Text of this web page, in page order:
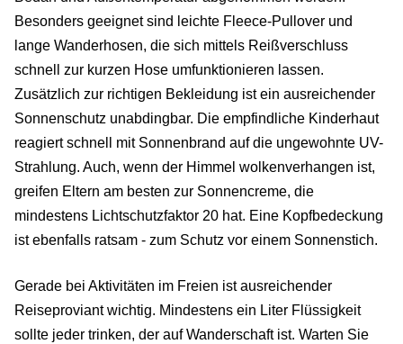
Besonders geeignet sind leichte Fleece-Pullover und
lange Wanderhosen, die sich mittels Reißverschluss
schnell zur kurzen Hose umfunktionieren lassen.
Zusätzlich zur richtigen Bekleidung ist ein ausreichender
Sonnenschutz unabdingbar. Die empfindliche Kinderhaut
reagiert schnell mit Sonnenbrand auf die ungewohnte UV-
Strahlung. Auch, wenn der Himmel wolkenverhangen ist,
greifen Eltern am besten zur Sonnencreme, die
mindestens Lichtschutzfaktor 20 hat. Eine Kopfbedeckung
ist ebenfalls ratsam - zum Schutz vor einem Sonnenstich.
Gerade bei Aktivitäten im Freien ist ausreichender
Reiseproviant wichtig. Mindestens ein Liter Flüssigkeit
sollte jeder trinken, der auf Wanderschaft ist. Warten Sie